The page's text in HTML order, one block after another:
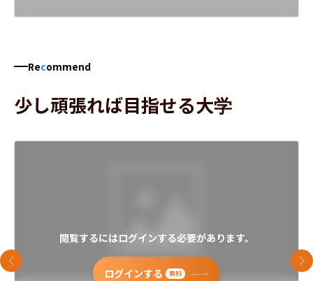
Recommend
少し頑張れば目指せる大学
閲覧するにはログインする必要があります。
ログインする 無料
前のスライド 次